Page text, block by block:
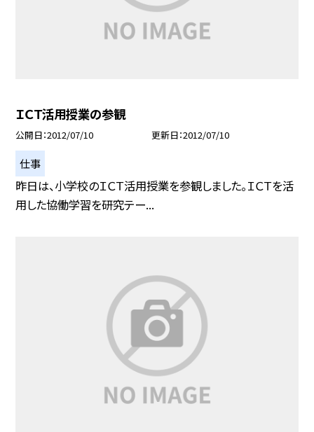
ＩＣＴ活用授業の参観
公開日 2012/07/10 更新日 2012/07/10
仕事
昨日は、小学校のＩＣＴ活用授業を参観しました。ＩＣＴを活
用した協働学習を研究テー...